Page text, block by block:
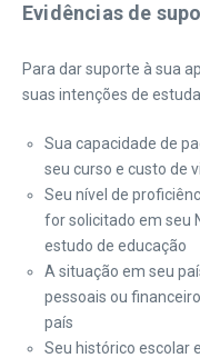
Evidências de
Para dar suporte à sua
suas intenções de
Sua capacidade de
seu curso e custo de
Seu nível de
for solicitado em seu
estudo de educação
A situação em seu
pessoais ou
país
Seu histórico escolar